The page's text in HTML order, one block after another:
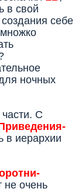
в свой
себе
ночных
С
в иерархии
не очень